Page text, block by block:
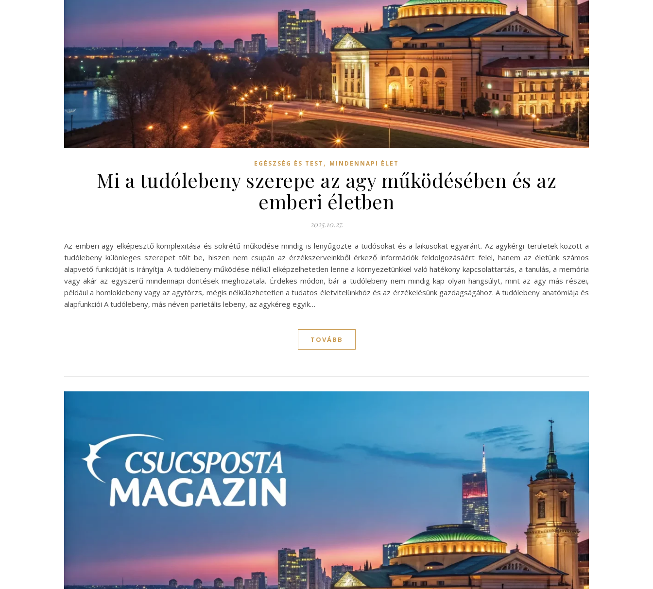
EGÉSZSÉG ÉS TEST , MINDENNAPI ÉLET
Mi a tudólebeny szerepe az agy működésében és az
emberi életben
2025.10.27.
Az emberi agy elképesztő komplexitása és sokrétű működése mindig is lenyűgözte a tudósokat és a laikusokat egyaránt. Az agykérgi területek között a
tudólebeny különleges szerepet tölt be, hiszen nem csupán az érzékszerveinkből érkező információk feldolgozásáért felel, hanem az életünk számos
alapvető funkcióját is irányítja. A tudólebeny működése nélkül elképzelhetetlen lenne a környezetünkkel való hatékony kapcsolattartás, a tanulás, a memória
vagy akár az egyszerű mindennapi döntések meghozatala. Érdekes módon, bár a tudólebeny nem mindig kap olyan hangsúlyt, mint az agy más részei,
például a homloklebeny vagy az agytörzs, mégis nélkülözhetetlen a tudatos életvitelünkhöz és az érzékelésünk gazdagságához. A tudólebeny anatómiája és
alapfunkciói A tudólebeny, más néven parietális lebeny, az agykéreg egyik…
TOVÁBB